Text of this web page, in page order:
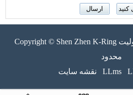
Copyright © Shen Zhen K-Ring شرکت فناوری، با مسئولیت
محدود
نقشه سایت
LLms